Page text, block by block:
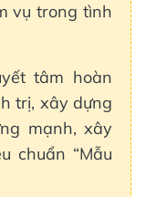
vụ trong tình
tâm hoàn
trị, xây dựng
mạnh, xây
chuẩn “Mẫu